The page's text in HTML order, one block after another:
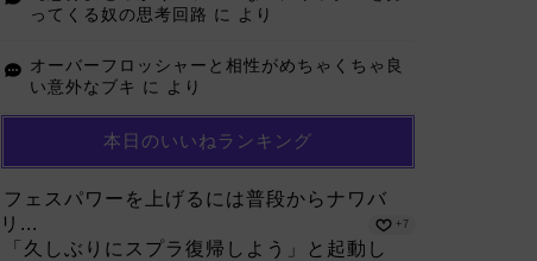
ってくる奴の思考回路 に より
オーバーフロッシャーと相性がめちゃくちゃ良
い意外なブキ に より
本日のいいねランキング
フェスパワーを上げるには普段からナワバ
リ...
+7
「久しぶりにスプラ復帰しよう」と起動し